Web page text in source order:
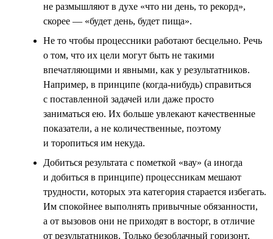
не размышляют в духе «что ни день, то рекорд»,
скорее — «будет день, будет пища».
Не то чтобы процессники работают бесцельно. Речь
о том, что их цели могут быть не такими
впечатляющими и явными, как у результатников.
Например, в принципе (когда-нибудь) справиться
с поставленной задачей или даже просто
заниматься ею. Их больше увлекают качественные
показатели, а не количественные, поэтому
и торопиться им некуда.
Добиться результата с пометкой «вау» (а иногда
и добиться в принципе) процессникам мешают
трудности, которых эта категория старается избегать.
Им спокойнее выполнять привычные обязанности,
а от вызовов они не приходят в восторг, в отличие
от результатников. Только безоблачный горизонт,